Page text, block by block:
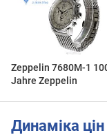
Zeppelin 7680M-1
Jahre Zeppelin
Динаміка